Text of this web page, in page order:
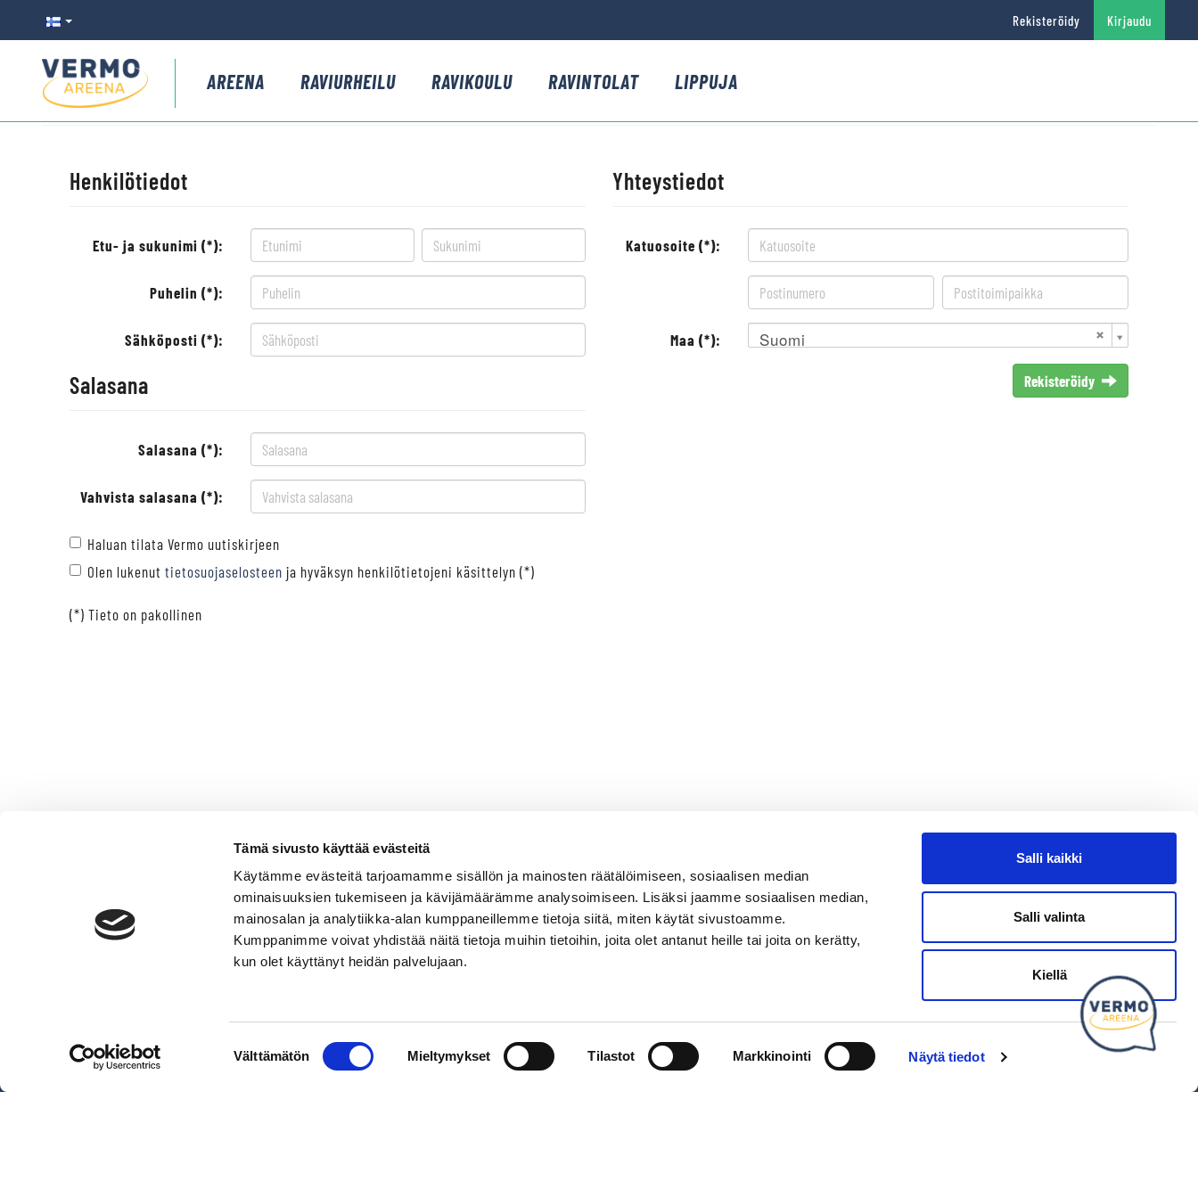
Tämä sivusto käyttää evästeitä
Käytämme evästeitä tarjoamamme sisällön ja mainosten räätälöimiseen, sosiaalisen median
ominaisuuksien tukemiseen ja kävijämäärämme analysoimiseen. Lisäksi jaamme sosiaalisen median,
mainosalan ja analytiikka-alan kumppaneillemme tietoja siitä, miten käytät sivustoamme.
Kumppanimme voivat yhdistää näitä tietoja muihin tietoihin, joita olet antanut heille tai joita on kerätty,
kun olet käyttänyt heidän palvelujaan.
Välttämätön Mieltymykset Tilastot Markkinointi Näytä tiedot
Salli kaikki
Salli valinta
Kiellä
Rekisteröidy Kirjaudu
AREENA RAVIURHEILU RAVIKOULU RAVINTOLAT LIPPUJA
Henkilötiedot
Etu- ja sukunimi (*):
Puhelin (*):
Sähköposti (*):
Salasana
Salasana (*):
Vahvista salasana (*):
Yhteystiedot
Katuosoite (*):
Maa (*): Suomi
Rekisteröidy
Haluan tilata Vermo uutiskirjeen
Olen lukenut tietosuojaselosteen ja hyväksyn henkilötietojeni käsittelyn (*)
(*) Tieto on pakollinen
Talinhuipuntie 13, Helsinki
VERMON RAVIRATA OY
myyntipalvelu@vermo.fi
SEURAA MEITÄ